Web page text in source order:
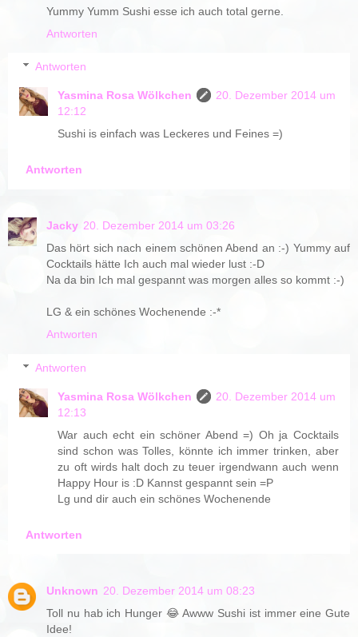
Yummy Yumm Sushi esse ich auch total gerne.
Antworten
Antworten
Yasmina Rosa Wölkchen
20. Dezember 2014 um
12:12
Sushi is einfach was Leckeres und Feines =)
Antworten
Jacky 20. Dezember 2014 um 03:26
Das hört sich nach einem schönen Abend an :-) Yummy auf
Cocktails hätte Ich auch mal wieder lust :-D
Na da bin Ich mal gespannt was morgen alles so kommt :-)
LG & ein schönes Wochenende :-*
Antworten
Antworten
Yasmina Rosa Wölkchen
20. Dezember 2014 um
12:13
War auch echt ein schöner Abend =) Oh ja Cocktails
sind schon was Tolles, könnte ich immer trinken, aber
zu oft wirds halt doch zu teuer irgendwann auch wenn
Happy Hour is :D Kannst gespannt sein =P
Lg und dir auch ein schönes Wochenende
Antworten
Unknown 20. Dezember 2014 um 08:23
Toll nu hab ich Hunger 😂 Awww Sushi ist immer eine Gute
Idee!